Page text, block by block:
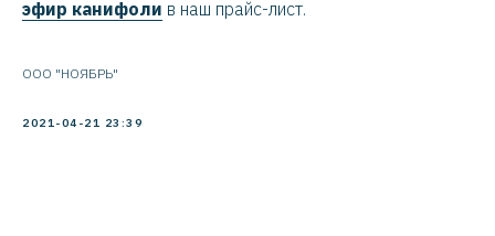
эфир канифоли в наш прайс-лист.
ООО "НОЯБРЬ"
2021-04-21 23:39